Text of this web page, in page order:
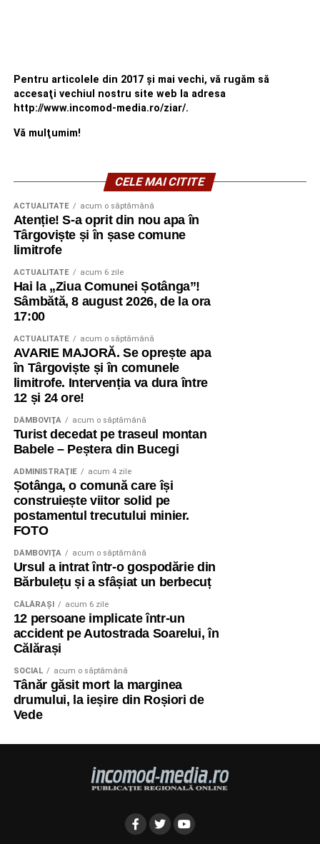
Pentru articolele din 2017 şi mai vechi, vă rugăm să
accesaţi vechiul nostru site web la adresa
http://www.incomod-media.ro/ziar/.
Vă mulţumim!
CELE MAI CITITE
ACTUALITATE acum o săptămână
Atenție! S-a oprit din nou apa în
Târgoviște și în șase comune
limitrofe
ACTUALITATE acum 6 zile
Hai la „Ziua Comunei Șotânga”!
Sâmbătă, 8 august 2026, de la ora
17:00
ACTUALITATE acum o săptămână
AVARIE MAJORĂ. Se oprește apa
în Târgoviște și în comunele
limitrofe. Intervenția va dura între
12 și 24 ore!
DÂMBOVIŢA acum o săptămână
Turist decedat pe traseul montan
Babele – Peștera din Bucegi
ADMINISTRAŢIE acum 4 zile
Șotânga, o comună care își
construiește viitor solid pe
postamentul trecutului minier.
FOTO
DÂMBOVIŢA acum o săptămână
Ursul a intrat într-o gospodărie din
Bărbulețu și a sfâșiat un berbecuț
CĂLĂRAŞI acum 6 zile
12 persoane implicate într-un
accident pe Autostrada Soarelui, în
Călărași
SOCIAL acum o săptămână
Tânăr găsit mort la marginea
drumului, la ieșire din Roșiori de
Vede